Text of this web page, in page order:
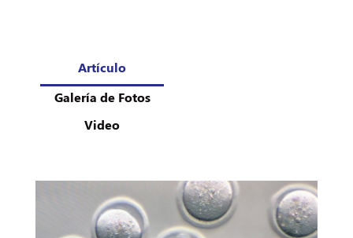
Artículo
Galería de Fotos
Video